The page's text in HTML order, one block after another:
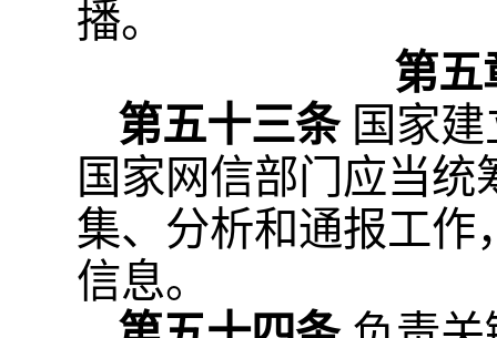
播。
第五
第五十三条 国家
国家网信部门应当
集、分析和通报工作
信息。